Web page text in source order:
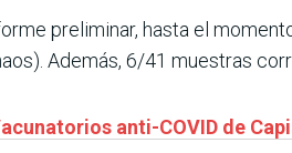
preliminar, hasta el
Además, 6/41 muestras
anti-COVID de